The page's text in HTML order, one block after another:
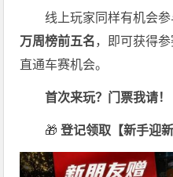
线上玩家同样有机会
万周榜前五名，即可获得
直通车赛机会。
首次来玩？门票我请！
🎁 登记领取【新手迎新